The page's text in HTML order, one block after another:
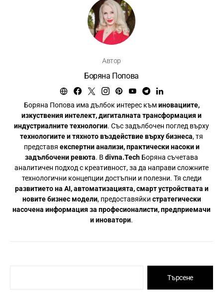
Автор
Боряна Попова
Боряна Попова има дълбок интерес къминовациите,
изкуствения интелект, дигиталната трансформация и
индустриалните технологии. Със задълбочен поглед върху
технологиите и тяхното въздействие върху бизнеса, тя
представя експертни анализи, практически насоки и
задълбочени ревюта. В divna.Tech Боряна съчетава
аналитичен подход с креативност, за да направи сложните
технологични концепции достъпни и полезни. Тя следи
развитието на AI, автоматизацията, смарт устройствата и
новите бизнес модели, предоставяйки стратегически
насочена информация за професионалисти, предприемачи
и иноватори.
Търсене